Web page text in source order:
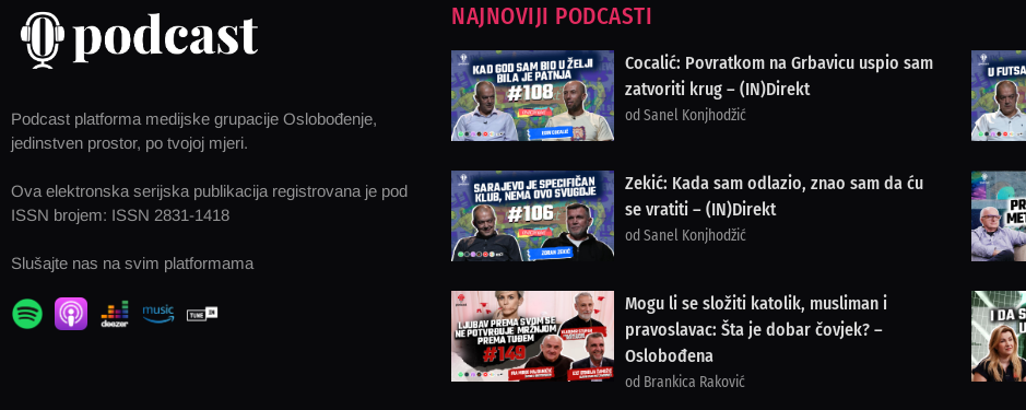
Podcast platforma medijske grupacije Oslobođenje,
jedinstven prostor, po tvojoj mjeri.
Ova elektronska serijska publikacija registrovana je pod
ISSN brojem: ISSN 2831-1418
Slušajte nas na svim platformama
NAJNOVIJI PODCASTI
Cocalić: Povratkom na Grbavicu uspio sam
zatvoriti krug – (IN)Direkt
od Sanel Konjhodžić
Zekić: Kada sam odlazio, znao sam da ću
se vratiti – (IN)Direkt
od Sanel Konjhodžić
Mogu li se složiti katolik, musliman i
pravoslavac: Šta je dobar čovjek? –
Oslobođena
od Brankica Raković